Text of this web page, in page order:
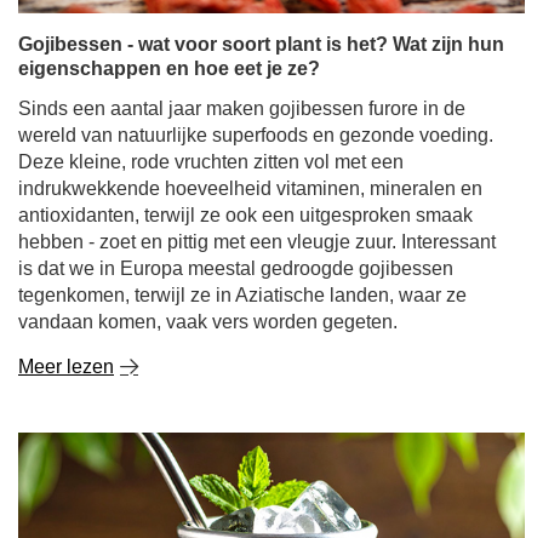
indrukwekkende hoeveelheid vitaminen, mineralen en
antioxidanten, terwijl ze ook een uitgesproken smaak
hebben - zoet en pittig met een vleugje zuur. Interessant
tegenkomen, terwijl ze in Aziatische landen, waar ze
vandaan komen, vaak vers worden gegeten.
Meer lezen